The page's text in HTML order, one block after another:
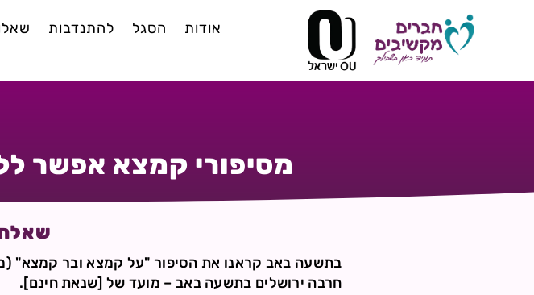
אודות הסגל להתנדבות
מסיפורי קמצא אפשר
בתשעה באב קראנו את הסיפור "על קמצא ובר קמצא"
חרבה ירושלים בתשעה באב – מועד של [שנאת חינם].